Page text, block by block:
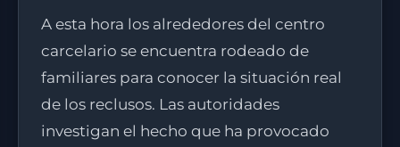
A esta hora los alrededores del centro
carcelario se encuentra rodeado de
familiares para conocer la situación real
de los reclusos. Las autoridades
investigan el hecho que ha provocado